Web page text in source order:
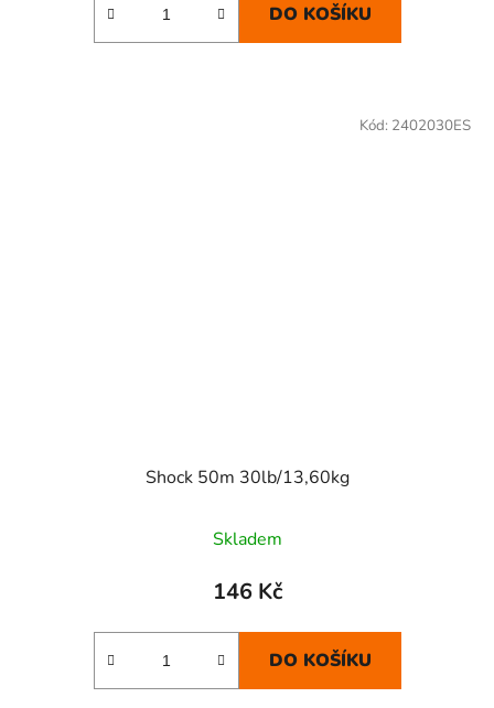
DO KOŠÍKU
Shock 50m 30lb/13,60kg
Skladem
146 Kč
DO KOŠÍKU
Kód: 2402030ES